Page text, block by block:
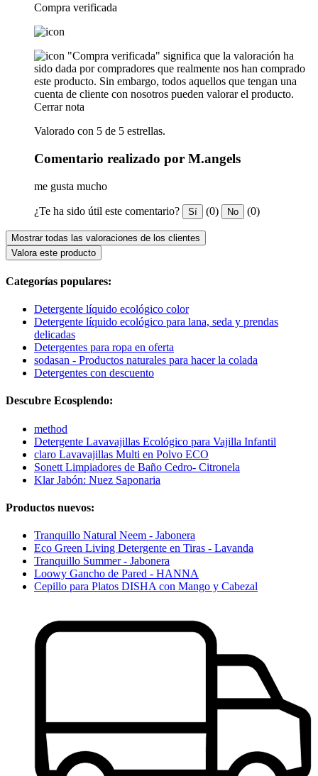
Compra verificada
"Compra verificada" significa que la valoración ha
sido dada por compradores que realmente nos han comprado
este producto. Sin embargo, todos aquellos que tengan una
cuenta de cliente con nosotros pueden valorar el producto.
Cerrar nota
Valorado con 5 de 5 estrellas.
Comentario realizado por M.angels
me gusta mucho
¿Te ha sido útil este comentario? Sí (0) No (0)
Mostrar todas las valoraciones de los clientes
Valora este producto
Categorías populares:
Detergente líquido ecológico color
Detergente líquido ecológico para lana, seda y prendas
delicadas
Detergentes para ropa en oferta
sodasan - Productos naturales para hacer la colada
Detergentes con descuento
Descubre Ecosplendo:
method
Detergente Lavavajillas Ecológico para Vajilla Infantil
claro Lavavajillas Multi en Polvo ECO
Sonett Limpiadores de Baño Cedro- Citronela
Klar Jabón: Nuez Saponaria
Productos nuevos:
Tranquillo Natural Neem - Jabonera
Eco Green Living Detergente en Tiras - Lavanda
Tranquillo Summer - Jabonera
Loowy Gancho de Pared - HANNA
Cepillo para Platos DISHA con Mango y Cabezal